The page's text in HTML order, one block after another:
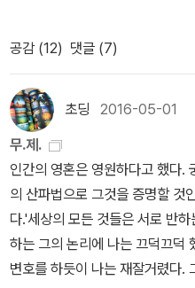
낀다고 대답했다. 나는 그가 나
을 받았다. 99🌱그때 나는 바깥
면 감옥에서 백 년쯤은 어렵지
런 사람이라도 얼마든지 추억할
다. 어떻게 생각하면 그건 유리한
나 길고 동시에 짧을 수가 있는
기는 물론 길지만 하도 길게 늘어
계가 없어지고 마는 것이었다. 하
게 되는 것이었다. 어제 혹은 내
지고 있었다.110🌱그렇다. 그것
감을 느끼던 그런 시각이었다.
(김영하 산문 삼부작) (김영하
의 목소리가 들려 (김영하 / 문
상상 (하비에르 페레스 / 김유
4) 빈방의 빛 (마크 스트랜드 / 박상
65) 무슨일이 일어났는지 아무
(2017-66) 나는 마트 대신 부동
/ 296쪽)​ (2017-67) 채털리 부인의 연인 1 (데이비드 허버트 로렌
스 / 이인규 / 민음사 / 366쪽)
니 결국 달라진 것은 아무것도
로 돌아서기만 하면 일은 끝나는
에 진동하는 해변이 내 뒤에서 죄
몇 걸음 나섰다. 아랍 사람은 움
서 꽤 멀리 떨어져 있었던 것이
던지 웃고 있는 것처럼 보였다.
는 듯했고 땀방울이 눈썹에 맺히
의 장례식을 치르던 그날과 똑같
가 아팠고, 이마의 모든 핏대가
신부복 깃을 움켜잡았다. 기쁨
을 느끼며 그에게 마음속을 송두
두 여자의 머리카락 한 올만한
있으니, 살아 있다는 것에 대한
는 보기에는 맨주먹 같을지 모르
대한, 모든 것에 대한 확신. 너보
쳐올 이 죽음에 대한 확신이 있어
그러나 적어도 나는 이 진리를,
찬가지로 굳게 붙들고 있다.
기서 내가 주목한 부분은 '너'가 '
어가 허용하는 한 가장 간결하고
노력했다. 가장 단순한 것이 항
므로 그에 따르는 위험도 감수할
가독성을 돕는 의역을 가능한 한
로 유지, 표현하고자 했다.3) 카
지 않는 한, 문장과 문장 사이의
해석을 임의로 추가하지 않도록
는 말' (2015, 8쪽)얼마나 바뀌
판본을 대조하며 읽겠다는 원대
저하게 느려져서 1부의 1절, 뫼
공감 (12) 댓글 (7)
초딩 2016-05-01
무.제.
인간의 영혼은 영원하다고 했다.
의 산파법으로 그것을 증명할 것
다.'세상의 모든 것들은 서로 반
하는 그의 논리에 나는 끄덕끄덕
변호를 하듯이 나는 재잘거렸다.